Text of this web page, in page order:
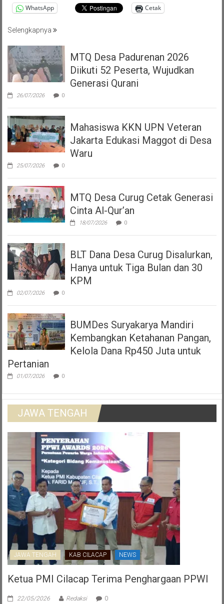
WhatsApp Cetak
Selengkapnya
MTQ Desa Padurenan 2026
Diikuti 52 Peserta, Wujudkan
Generasi Qurani
26/07/2026 0
Mahasiswa KKN UPN Veteran
Jakarta Edukasi Maggot di Desa
Waru
25/07/2026 0
MTQ Desa Curug Cetak Generasi
Cinta Al-Qur’an
18/07/2026 0
BLT Dana Desa Curug Disalurkan,
Hanya untuk Tiga Bulan dan 30
KPM
02/07/2026 0
BUMDes Suryakarya Mandiri
Kembangkan Ketahanan Pangan,
Kelola Dana Rp450 Juta untuk
Pertanian
01/07/2026 0
JAWA TENGAH
JAWA TENGAH KAB CILACAP NEWS
Ketua PMI Cilacap Terima Penghargaan PPWI
22/05/2026 Redaksi 0